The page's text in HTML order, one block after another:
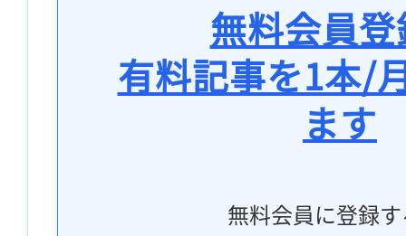
無料会員
有料記事を1本/
ます
無料会員に登録